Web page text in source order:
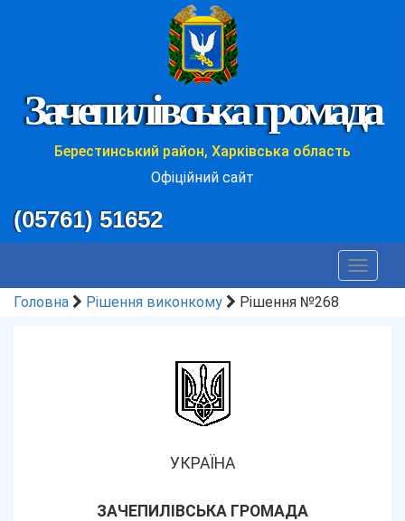
Зачепилівська громада
Берестинський район, Харківська область
Офіційний сайт
(05761) 51652
Toggle
Головна
Рішення виконкому Рішення №268
УКРАЇНА
ЗАЧЕПИЛІВСЬКА ГРОМАДА